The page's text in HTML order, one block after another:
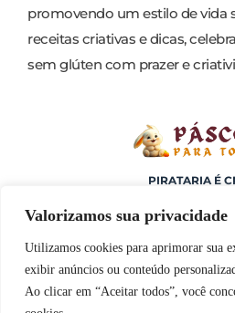
Valorizamos sua privacidade
Utilizamos cookies para aprimorar sua
exibir anúncios ou conteúdo
Ao clicar em “Aceitar todos”, você
promovendo um estilo de vida
receitas criativas e dicas,
sem glúten com prazer e
PIRATARIA É
pode ser realizada através deste site,
Gluten Free LTDA. Qualquer outro
falsificações e recuse conteúdos
programas parecidos e que não
vai ajudar na sua jornada para o
vendas de ebooks. Não nos